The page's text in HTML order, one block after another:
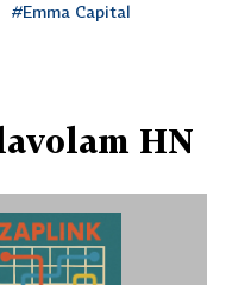
#Emma Capital
HN